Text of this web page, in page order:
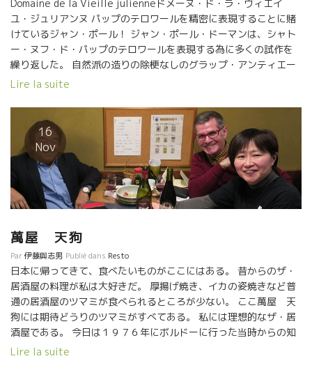
Domaine de la Vieille julienneドメーヌ・ド・ラ・ヴィエイ
ユ・ジュリアンヌ パップのテロワールを精密に表現することに賭
けているジャン・ポール！ ジャン・ポール・ドーマンは、シャト
ー・ヌフ・ド・パップのテロワールを表現する為に多くの試作を
繰り返した。 自然派の造りの除梗なしのグラップ・アンティエー
ル（葡萄房丸ごと仕込み）も、セミ・マセラッション・カルボヌ
ルは除梗することを選択した。 ジャンポールにとっては、除梗し
て、どこまでも繊細で上品に表現することが、ピュアーなシャト
ー・ヌフ・ド・パップのテロアワール表現だったのである。 今、
自然派ワイン醸造家が進化しつつある。 その方向性の一つに、除
梗する造りも含まれている。 近年、主要な自然派ワイン醸造の造
りは、グラップ・アンティエール（葡萄房丸ごと仕込み）や、セ
ミ・マセラッション・カルボヌック醸造が主流となっている。 こ
スのようなワインが典型的な自然派のスタイルとして確立されて
きた。 最近、自然派醸造家の中でも、除梗する造りが少しずつ増
えて来ている。 彼らがやっていることは、過去の普通のトラディ
ション醸造ではない。 より洗練させた方法を生み出している。 濃
厚さ、芳醇さを備えながらも、体に沁み渡っていくワインのスタ
イルである。 そう、ジャンポールのワインに似ているのである。
ここには、接ぎ木してない１２０歳を超える古木のヴィーニュ・
フランセーズが多く生き残っている。
Lire la suite
16
Nov
萬屋 天狗
Par伊藤與志男 Publié dans Resto
日本に帰ってきて、食べたいものがここにはある。 昔からのザ・
居酒屋の料理が私は大好きだ。 厚揚げ焼き、イカの姿焼きなど普
通の居酒屋のツマミが食べられるところが少ない。 ここ萬屋 天
狗には期待どうりのツマミがすべてある。 私には理想的なザ・居
酒屋である。 今日は１９７６年にボルドーに行った当時からの知
り合いのボルドー人、クリスチャンと一緒だ。 クリスチャンはも
Lire la suite